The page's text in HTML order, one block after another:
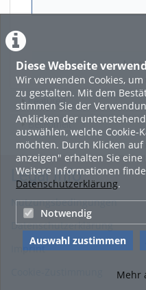
Diese Webseite
Wir verwenden Cookies,
zu gestalten. Mit dem
stimmen Sie der
Anklicken der
auswählen, welche Cookie-
möchten. Durch Klicken
anzeigen" erhalten Sie
Weitere Informationen
Datenschutzerklärung.
Notwendig
Auswahl zustimmen
Mehr
Featured
Beliebtheit
Legal Info
Nutzungsbedingungen
Datenschutzerklärung
Imprint